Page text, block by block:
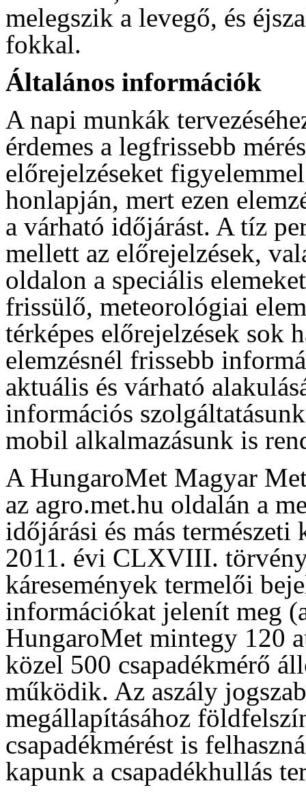
melegszik a levegő, és
fokkal.
Általános információk
A napi munkák
érdemes a legfrissebb
előrejelzéseket
honlapján, mert ezen
a várható időjárást. A tíz
mellett az előrejelzések,
oldalon a speciális
frissülő, meteorológiai
térképes előrejelzések sok
elemzésnél frissebb
aktuális és várható
információs
mobil alkalmazásunk is
A HungaroMet Magyar
az agro.met.hu oldalán a
időjárási és más
2011. évi CLXVIII.
káresemények termelői
információkat jelenít meg
HungaroMet mintegy 120
közel 500 csapadékmérő
működik. Az aszály
megállapításához
csapadékmérést is
kapunk a csapadékhullás